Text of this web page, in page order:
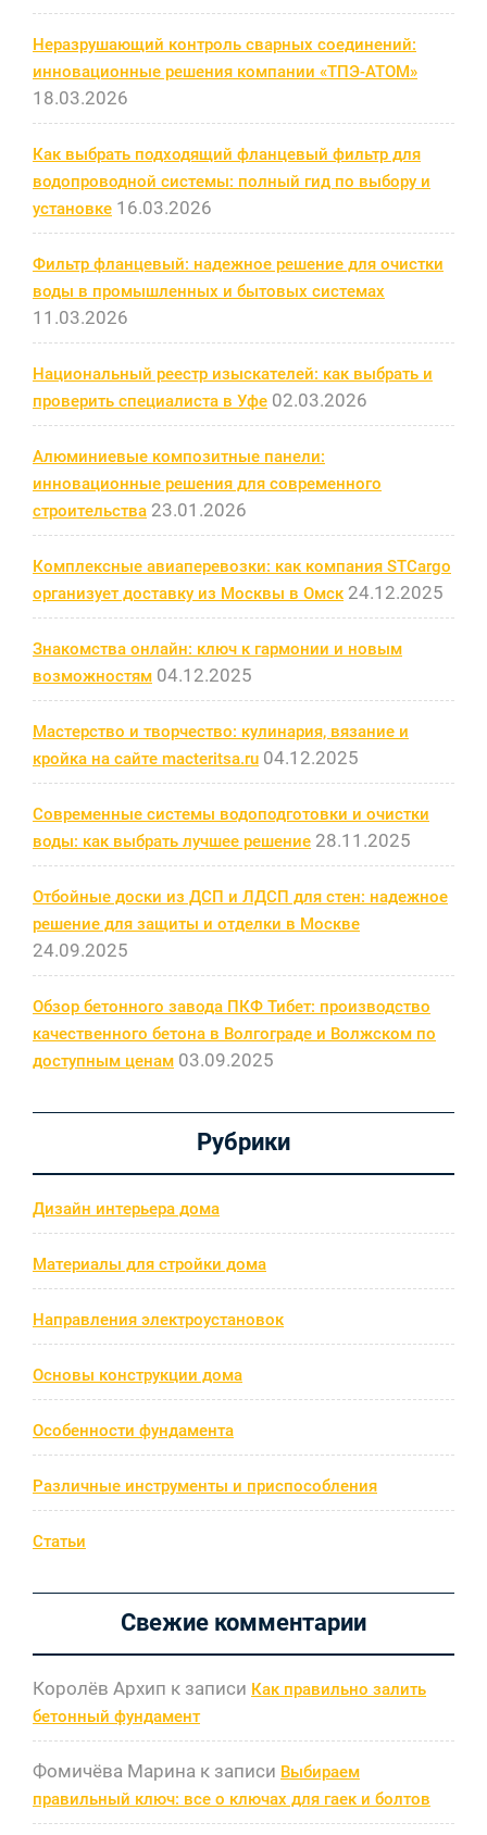
Неразрушающий контроль сварных соединений:
инновационные решения компании «ТПЭ-АТОМ»
18.03.2026
Как выбрать подходящий фланцевый фильтр для
водопроводной системы: полный гид по выбору и
установке 16.03.2026
Фильтр фланцевый: надежное решение для очистки
воды в промышленных и бытовых системах
11.03.2026
Национальный реестр изыскателей: как выбрать и
проверить специалиста в Уфе 02.03.2026
Алюминиевые композитные панели:
инновационные решения для современного
строительства 23.01.2026
Комплексные авиаперевозки: как компания STCargo
организует доставку из Москвы в Омск 24.12.2025
Знакомства онлайн: ключ к гармонии и новым
возможностям 04.12.2025
Мастерство и творчество: кулинария, вязание и
кройка на сайте macteritsa.ru 04.12.2025
Современные системы водоподготовки и очистки
воды: как выбрать лучшее решение 28.11.2025
Отбойные доски из ДСП и ЛДСП для стен: надежное
решение для защиты и отделки в Москве
24.09.2025
Обзор бетонного завода ПКФ Тибет: производство
качественного бетона в Волгограде и Волжском по
доступным ценам 03.09.2025
Рубрики
Дизайн интерьера дома
Материалы для стройки дома
Направления электроустановок
Основы конструкции дома
Особенности фундамента
Различные инструменты и приспособления
Статьи
Свежие комментарии
Королёв Архип к записи Как правильно залить
бетонный фундамент
Фомичёва Марина к записи Выбираем
правильный ключ: все о ключах для гаек и болтов